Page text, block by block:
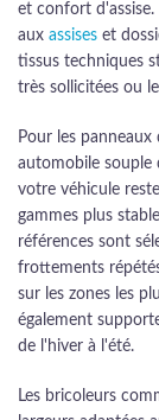
et confort
aux assises et
tissus techniques
très sollicitées ou
Pour les
automobile souple
votre véhicule
gammes plus
références sont
frottements
sur les zones les
également
de l'hiver à l'été.
Les bricoleurs